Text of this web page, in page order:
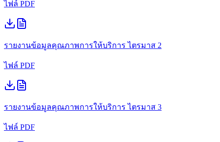
ไฟล์ PDF
รายงานข้อมูลคุณภาพการให้บริการไตรมาส 2
ไฟล์ PDF
รายงานข้อมูลคุณภาพการให้บริการไตรมาส 3
ไฟล์ PDF